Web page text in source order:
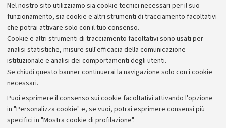
Nel nostro sito utilizziamo sia cookie tecnici necessari per il suo
funzionamento, sia cookie e altri strumenti di tracciamento facoltativi
che potrai attivare solo con il tuo consenso.
Cookie e altri strumenti di tracciamento facoltativi sono usati per
analisi statistiche, misure sull'efficacia della comunicazione
istituzionale e analisi dei comportamenti degli utenti.
Se chiudi questo banner continuerai la navigazione solo con i cookie
necessari.
Puoi esprimere il consenso sui cookie facoltativi attivando l'opzione
in "Personalizza cookie" e, se vuoi, potrai esprimere consensi più
specifici in "Mostra cookie di profilazione".
Archivio
Comunicati stampa